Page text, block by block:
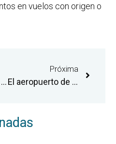
en vuelos con origen o
El aeropuerto de Castellón refuerza la conexión con Bucarest con una tercera frecuencia semanal a partir del 15 de junio
Próxima
El aeropuerto de Castellón participa en la feria de conectividad aérea Routes Europe